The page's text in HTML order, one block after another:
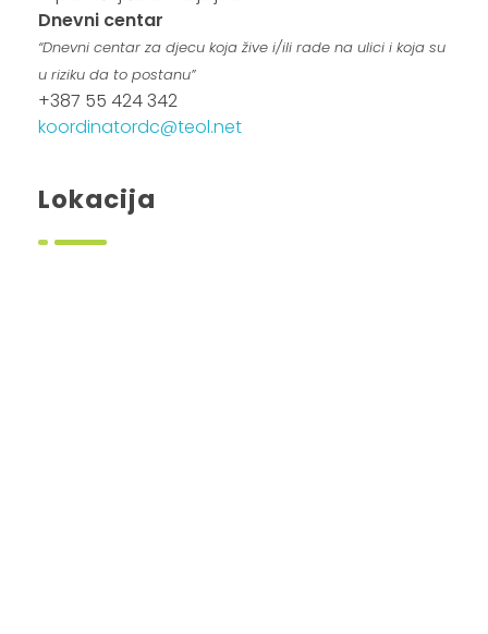
Dnevni centar
“Dnevni centar za djecu koja žive i/ili rade na ulici i koja su
u riziku da to postanu”
+387 55 424 342
koordinatordc@teol.net
Lokacija